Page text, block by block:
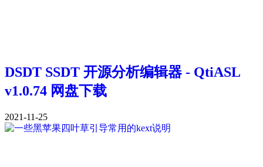
DSDT SSDT 开源分析编辑器 - QtiASL
v1.0.74 网盘下载
2021-11-25